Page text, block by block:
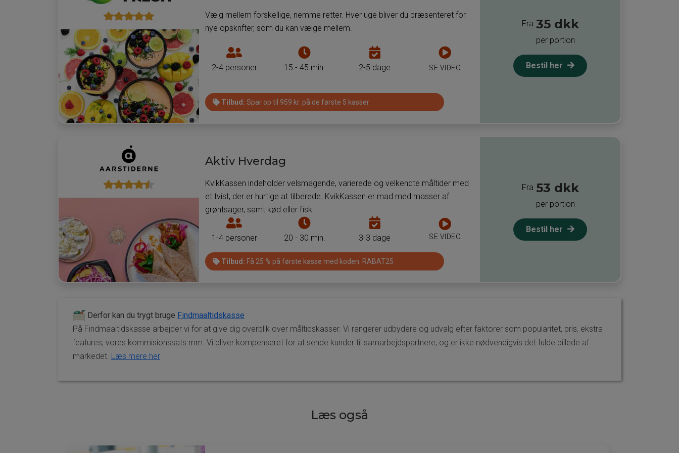
måltidskasse
måltidskasse
Vælg mellem forskellige, nemme retter. Hver uge bliver du præsenteret for
nye opskrifter, som du kan vælge mellem.
personer
man
kan
til
måltidskasse
2-4 personer
Tiden
det
at
tilberede
15 - 45 min.
Antal
dage
man
måltidskasse
2-5 dage SE VIDEO
Tilbud: Spar op til 959 kr. på de første 5 kasser
Fra 35 dkk
per portion
Bestil her
Aktiv Hverdag
KvikKassen indeholder velsmagende, varierede og velkendte måltider med
et tvist, der er hurtige at tilberede. KvikKassen er mad med masser af
grøntsager, samt kød eller fisk.
personer
man
måltider
til
pr.
1-4 personer
Tiden
det
at
20 - 30 min.
Antal
dage
man
til
pr.
3-3 dage SE VIDEO
Tilbud: Få 25 % på første kasse med koden: RABAT25
Fra 53 dkk
per portion
Bestil her
Derfor kan du trygt bruge Findmaaltidskasse
På Findmaaltidskasse arbejder vi for at give dig overblik over måltidskasser. Vi rangerer udbydere og udvalg efter faktorer som popularitet, pris, ekstra
features, vores kommisionssats mm. Vi bliver kompenseret for at sende kunder til samarbejdspartnere, og er ikke nødvendigvis det fulde billede af
markedet. Læs mere her
Læs også